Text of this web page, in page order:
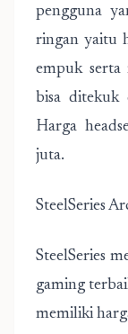
pengguna
ringan yaitu
empuk
bisa ditekuk
Harga
juta.
SteelSeries
SteelSeries
gaming
memiliki